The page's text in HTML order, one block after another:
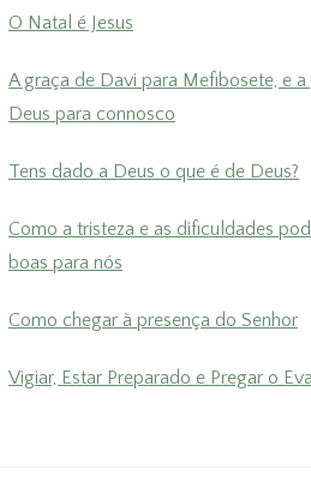
O Natal é Jesus
A graça de Davi para Mefibosete, e
Deus para connosco
Tens dado a Deus o que é de Deus?
Como a tristeza e as dificuldades
boas para nós
Como chegar à presença do Senhor
Vigiar, Estar Preparado e Pregar o